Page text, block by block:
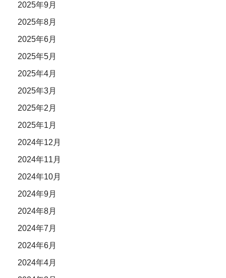
2025年9月
2025年8月
2025年6月
2025年5月
2025年4月
2025年3月
2025年2月
2025年1月
2024年12月
2024年11月
2024年10月
2024年9月
2024年8月
2024年7月
2024年6月
2024年4月